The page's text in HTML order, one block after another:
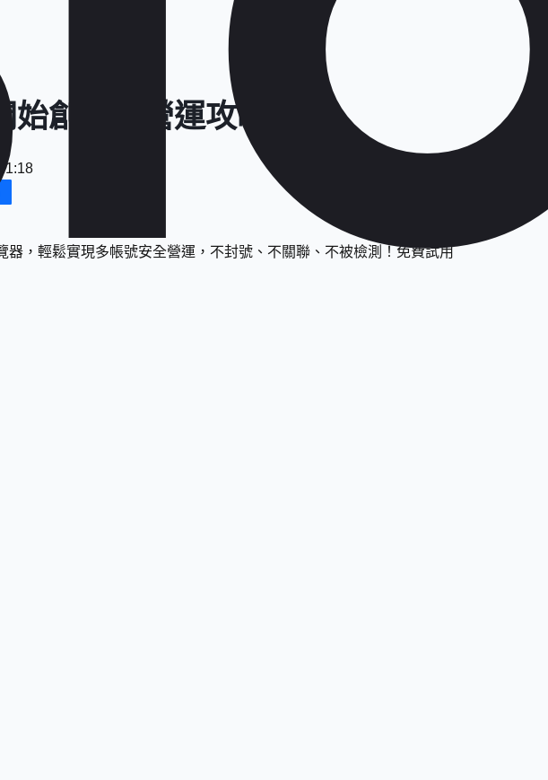
始創建同營運攻略
，輕鬆實現多帳號安全營運，不封號、不關聯、不被檢測！免費試用